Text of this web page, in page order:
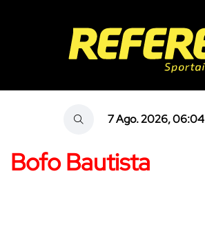
7 Ago. 2026, 06:04
Bofo Bautista